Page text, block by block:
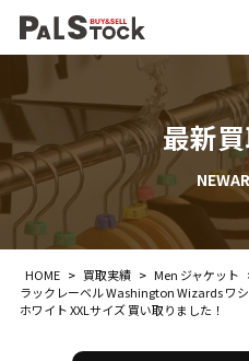
最新
HOME > 買取実績 > Men ジャケット
ラックレーベル Washington Wizards ワ
ホワイト XXLサイズ 買い取りました！